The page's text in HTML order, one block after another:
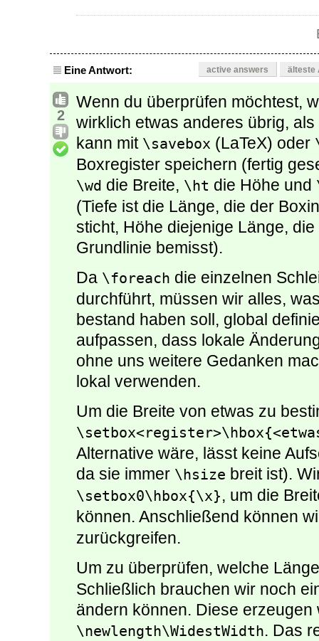
Eine Antwort: active answers älteste
2
Wenn du überprüfen möchtest,
wirklich etwas anderes übrig,
kann mit \savebox (LaTeX) oder
Boxregister speichern (fertig
\wd die Breite, \ht die Höhe und
(Tiefe ist die Länge, die der
sticht, Höhe diejenige Länge,
Grundlinie bemisst).
Da \foreach die einzelnen
durchführt, müssen wir alles,
bestand haben soll, global
aufpassen, dass lokale
ohne uns weitere Gedanken
lokal verwenden.
Um die Breite von etwas zu
Alternative wäre, lässt keine
da sie immer \hsize breit ist).
\setbox0\hbox{\x}, um die
können. Anschließend können
zurückgreifen.
Um zu überprüfen, welche
Schließlich brauchen wir noch
ändern können. Diese erzeugen
\newlength\WidestWidth. Das